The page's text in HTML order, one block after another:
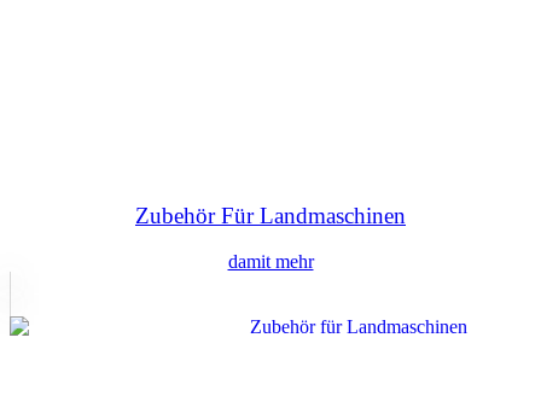
Zubehör Für Landmaschinen
damit mehr